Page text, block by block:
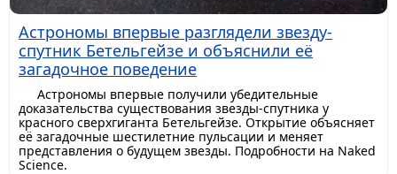
Астрономы впервые разглядели звезду-
спутник Бетельгейзе и объяснили её
загадочное поведение
Астрономы впервые получили убедительные
доказательства существования звезды-спутника у
красного сверхгиганта Бетельгейзе. Открытие объясняет
её загадочные шестилетние пульсации и меняет
представления о будущем звезды. Подробности на Naked
Science.